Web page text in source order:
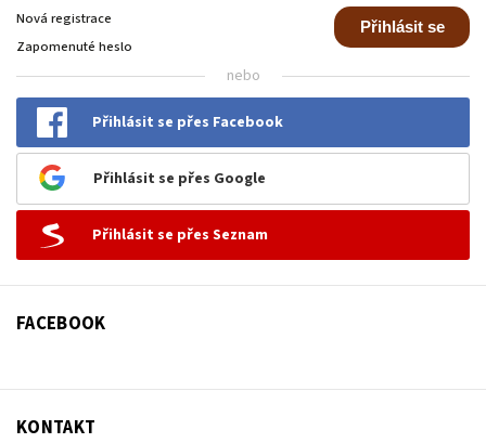
Přihlásit se
Nová registrace
Zapomenuté heslo
nebo
Přihlásit se přes Facebook
Přihlásit se přes Google
Přihlásit se přes Seznam
FACEBOOK
KONTAKT